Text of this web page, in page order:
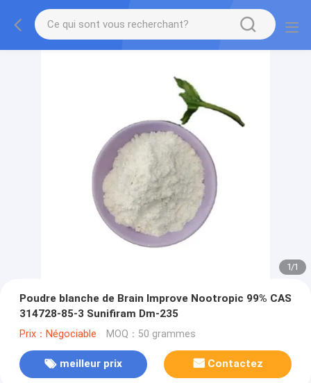
1/1
Poudre blanche de Brain Improve Nootropic 99% CAS
314728-85-3 Sunifiram Dm-235
Prix：Négociable MOQ：50 grammes
meilleur prix Contactez